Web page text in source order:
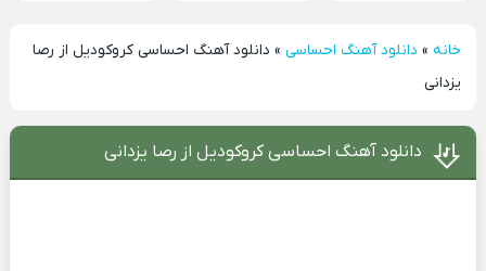
خانه» دانلود آهنگ احساسی» دانلود آهنگ احساسی کروکودیل از رصا
یزدانی
دانلود آهنگ احساسی کروکودیل از رصا یزدانی